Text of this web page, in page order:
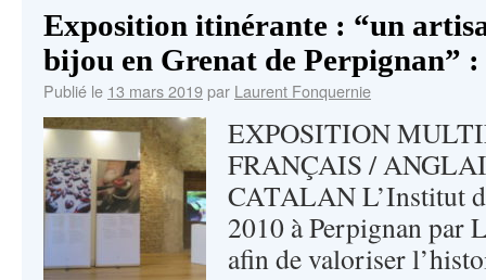
Exposition itinérante : “un
bijou en Grenat de Perpignan” :
Publié le 13 mars 2019par Laurent Fonquernie
EXPOSITION
FRANÇAIS /
CATALAN L’Institut
2010 à Perpignan par
afin de valoriser